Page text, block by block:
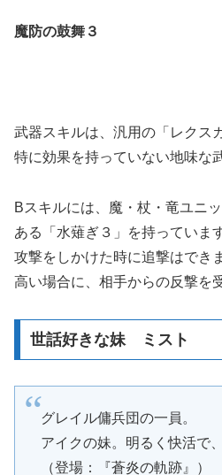
魔防の鼓舞３
武器スキルは、汎用の「レクス
特に効果を持っていない地味な
Bスキルには、魔・杖・竜ユニ
ある「水薙ぎ３」を持っています
攻撃をしかけた時に追撃はでき
高い場合に、相手からの反撃を
世話好きな妹 ミスト
グレイル傭兵団の一員。
アイクの妹。明るく快活で
（登場：『蒼炎の軌跡』）